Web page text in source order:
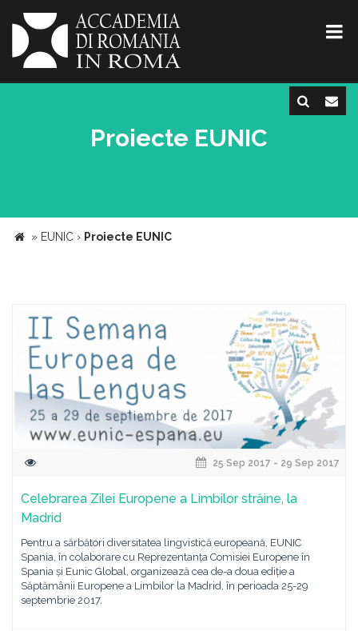
Proiecte EUNIC
» EUNIC › Proiecte EUNIC
25 Sep 2017 - 29 Sep 2017
Celebrarea Zilei Europene a Limbilor străine, la
Madrid
Pentru a sărbători diversitatea lingvistică europeană, EUNIC
Spania, în colaborare cu Reprezentanța Comisiei Europene în
Spania și Eunic Global, organizează cea de-a doua ediție a
Săptămânii Europene a Limbilor la Madrid, în perioada 25-29
septembrie 2017.